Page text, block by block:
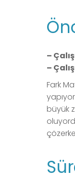
–
–
Fark
büyük